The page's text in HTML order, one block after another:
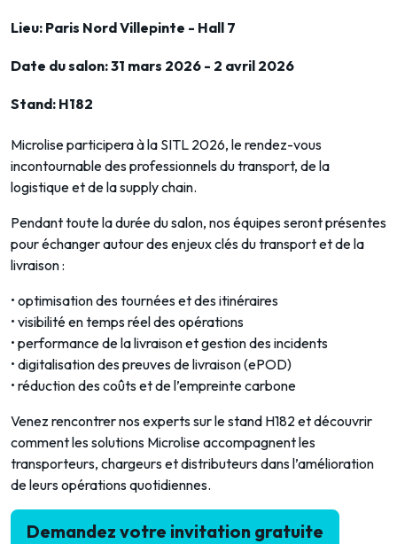
Lieu: Paris Nord Villepinte - Hall 7
Date du salon:31 mars 2026 - 2 avril 2026
Stand: H182
Microlise participera à la SITL 2026, le rendez-vous
incontournable des professionnels du transport, de la
logistique et de la supply chain.
Pendant toute la durée du salon, nos équipes seront présentes
pour échanger autour des enjeux clés du transport et de la
livraison :
• optimisation des tournées et des itinéraires
• visibilité en temps réel des opérations
• performance de la livraison et gestion des incidents
• digitalisation des preuves de livraison (ePOD)
• réduction des coûts et de l’empreinte carbone
Venez rencontrer nos experts sur le stand H182 et découvrir
comment les solutions Microlise accompagnent les
transporteurs, chargeurs et distributeurs dans l’amélioration
de leurs opérations quotidiennes.
Demandez votre invitation gratuite